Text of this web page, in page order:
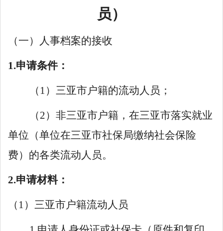
员）
（一）人事档案的接收
1.申请条件：
（ 1）三亚市户籍的流动人员；
（2）非三亚市户籍，在三亚市落实就业
单位（单位在三亚市社保局缴纳社会保险
费）的各类流动人员。
2.申请材料：
（ 1）三亚市户籍流动人员